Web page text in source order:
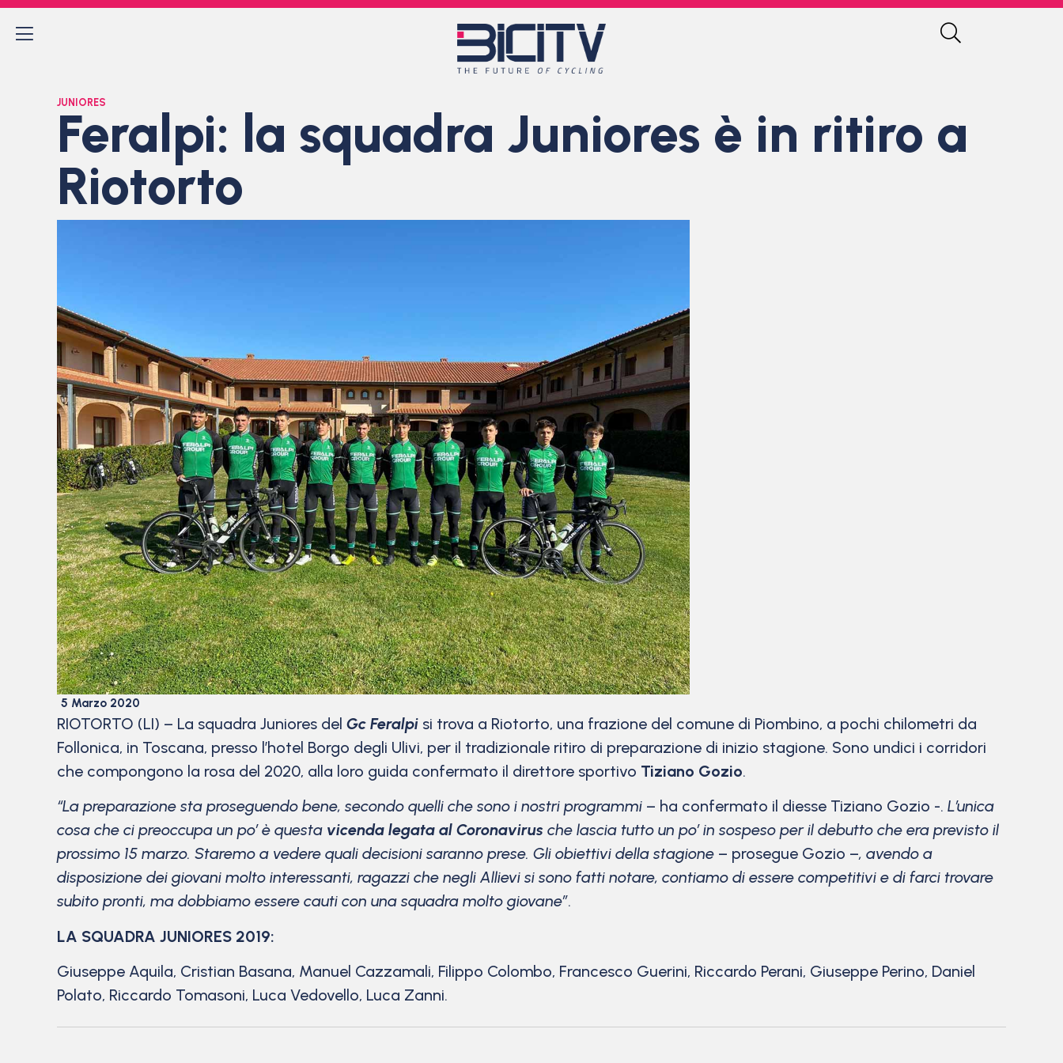
JUNIORES
Feralpi: la squadra Juniores è in ritiro a
Riotorto
5 Marzo 2020
RIOTORTO (LI) – La squadra Juniores del Gc Feralpi si trova a Riotorto, una frazione del comune di Piombino, a pochi chilometri da
Follonica, in Toscana, presso l’hotel Borgo degli Ulivi, per il tradizionale ritiro di preparazione di inizio stagione. Sono undici i corridori
che compongono la rosa del 2020, alla loro guida confermato il direttore sportivo Tiziano Gozio.
“La preparazione sta proseguendo bene, secondo quelli che sono i nostri programmi – ha confermato il diesse Tiziano Gozio -. L’unica
cosa che ci preoccupa un po’ è questa vicenda legata al Coronavirus che lascia tutto un po’ in sospeso per il debutto che era previsto il
prossimo 15 marzo. Staremo a vedere quali decisioni saranno prese. Gli obiettivi della stagione – prosegue Gozio –, avendo a
disposizione dei giovani molto interessanti, ragazzi che negli Allievi si sono fatti notare, contiamo di essere competitivi e di farci trovare
subito pronti, ma dobbiamo essere cauti con una squadra molto giovane”.
LA SQUADRA JUNIORES 2019:
Giuseppe Aquila, Cristian Basana, Manuel Cazzamali, Filippo Colombo, Francesco Guerini, Riccardo Perani, Giuseppe Perino, Daniel
Polato, Riccardo Tomasoni, Luca Vedovello, Luca Zanni.